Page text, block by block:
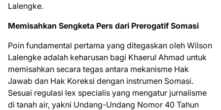
Lalengke.
Memisahkan Sengketa Pers dari Prerogatif Somasi
Poin fundamental pertama yang ditegaskan oleh Wilson
Lalengke adalah keharusan bagi Khaerul Ahmad untuk
memisahkan secara tegas antara mekanisme Hak
Jawab dan Hak Koreksi dengan instrumen Somasi.
Sesuai regulasi lex specialis yang mengatur jurnalisme
di tanah air, yakni Undang-Undang Nomor 40 Tahun